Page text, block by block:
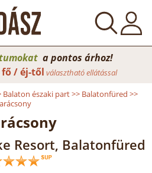
a pontos árhoz!
fő / éj-től választható ellátással
Balaton északi part>> Balatonfüred >>
Resort, Balatonfüred